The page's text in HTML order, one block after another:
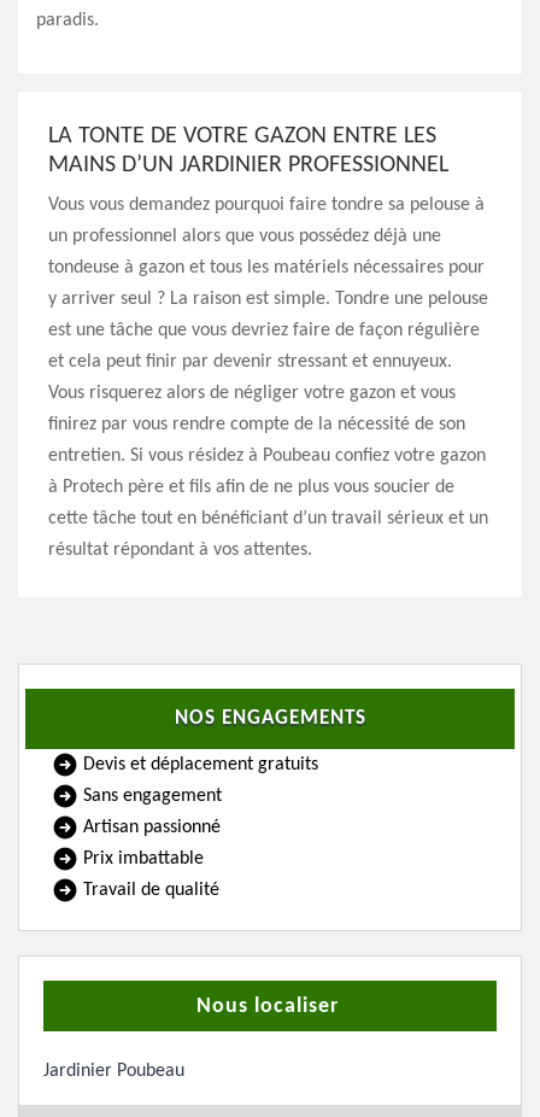
paradis.
LA TONTE DE VOTRE GAZON ENTRE LES
MAINS D’UN JARDINIER PROFESSIONNEL
Vous vous demandez pourquoi faire tondre sa pelouse à
un professionnel alors que vous possédez déjà une
tondeuse à gazon et tous les matériels nécessaires pour
y arriver seul ? La raison est simple. Tondre une pelouse
est une tâche que vous devriez faire de façon régulière
et cela peut finir par devenir stressant et ennuyeux.
Vous risquerez alors de négliger votre gazon et vous
finirez par vous rendre compte de la nécessité de son
entretien. Si vous résidez à Poubeau confiez votre gazon
à Protech père et fils afin de ne plus vous soucier de
cette tâche tout en bénéficiant d’un travail sérieux et un
résultat répondant à vos attentes.
NOS ENGAGEMENTS
Devis et déplacement gratuits
Sans engagement
Artisan passionné
Prix imbattable
Travail de qualité
Nous localiser
Jardinier Poubeau